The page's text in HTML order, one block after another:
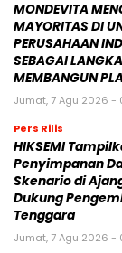
MONDEVITA
MAYORITAS DI
PERUSAHAAN
SEBAGAI
MEMBANGUN
Jumat, 7 Agu 2026 -
Pers Rilis
HIKSEMI
Penyimpanan
Skenario di
Dukung
Tenggara
Jumat, 7 Agu 2026 -